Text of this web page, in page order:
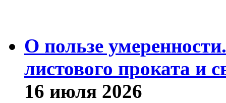
О пользе
листового проката и
16 июля 2026